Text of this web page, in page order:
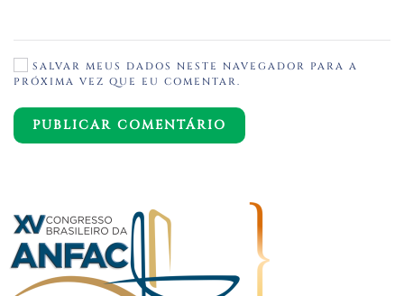
SALVAR MEUS DADOS NESTE NAVEGADOR PARA A
PRÓXIMA VEZ QUE EU COMENTAR.
PUBLICAR COMENTÁRIO